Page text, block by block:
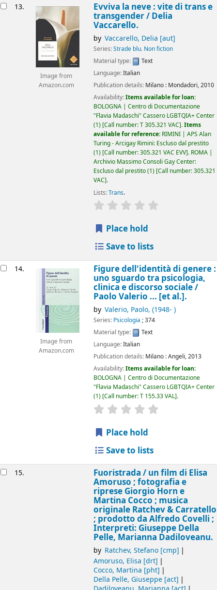
13.
Image from
Amazon.com
Evviva la neve : vite di trans e
transgender / Delia
Vaccarello.
by Vaccarello, Delia [aut]
Series:Strade blu. Non fiction
Material type:
Text
Language:Italian
Publication details: Milano : Mondadori,2010
Availability:Items available for loan:
BOLOGNA | Centro di Documentazione
"Flavia Madaschi" Cassero LGBTQIA+ Center
(1) Call number:T 305.321 VAC .Items
available for reference: RIMINI | APS Alan
Turing - Arcigay Rimini: Escluso dal prestito
(1) Call number:305.321 VAC EVV . ROMA |
Archivio Massimo Consoli Gay Center:
Escluso dal prestito(1) Call number:305.321
VAC .
Lists:Trans.
star rating
Place hold
Save to lists
14.
Image from
Amazon.com
Figure dell'identità di genere :
uno sguardo tra psicologia,
clinica e discorso sociale /
Paolo Valerio ... [et al.].
by Valerio, Paolo, (1948- )
Series: Psicologia ; 374
Material type:
Text
Language:Italian
Publication details: Milano :Angeli,2013
Availability:Items available for loan:
BOLOGNA | Centro di Documentazione
"Flavia Madaschi" Cassero LGBTQIA+ Center
(1) Call number:T 155.33 VAL .
star rating
Place hold
Save to lists
15. Fuoristrada / un film di Elisa
Amoruso ; fotografia e
riprese Giorgio Horn e
Martina Cocco ; musica
originale Ratchev & Carratello
; prodotto da Alfredo Covelli ;
Interpreti: Giuseppe Della
Pelle, Marianna Dadiloveanu.
by Ratchev, Stefano[cmp]
Amoruso, Elisa [drt]
Cocco, Martina [pht]
Della Pelle, Giuseppe[act]